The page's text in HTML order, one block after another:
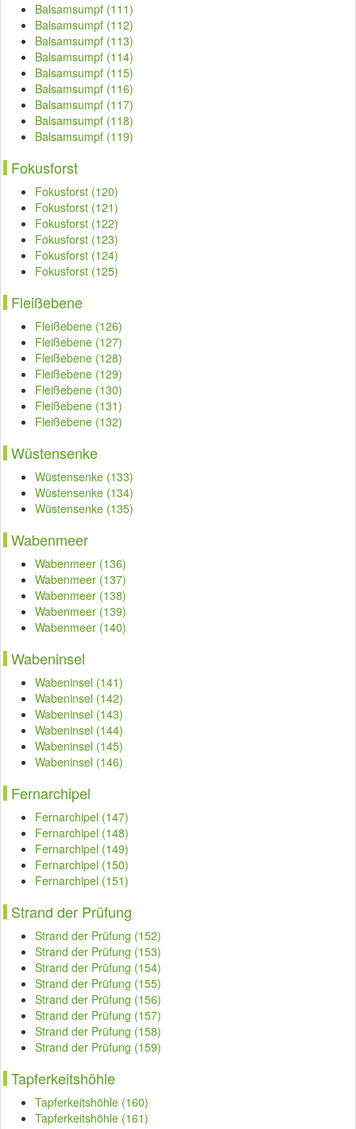
Balsamsumpf (111)
Balsamsumpf (112)
Balsamsumpf (113)
Balsamsumpf (114)
Balsamsumpf (115)
Balsamsumpf (116)
Balsamsumpf (117)
Balsamsumpf (118)
Balsamsumpf (119)
Fokusforst
Fokusforst (120)
Fokusforst (121)
Fokusforst (122)
Fokusforst (123)
Fokusforst (124)
Fokusforst (125)
Fleißebene
Fleißebene (126)
Fleißebene (127)
Fleißebene (128)
Fleißebene (129)
Fleißebene (130)
Fleißebene (131)
Fleißebene (132)
Wüstensenke
Wüstensenke (133)
Wüstensenke (134)
Wüstensenke (135)
Wabenmeer
Wabenmeer (136)
Wabenmeer (137)
Wabenmeer (138)
Wabenmeer (139)
Wabenmeer (140)
Wabeninsel
Wabeninsel (141)
Wabeninsel (142)
Wabeninsel (143)
Wabeninsel (144)
Wabeninsel (145)
Wabeninsel (146)
Fernarchipel
Fernarchipel (147)
Fernarchipel (148)
Fernarchipel (149)
Fernarchipel (150)
Fernarchipel (151)
Strand der Prüfung
Strand der Prüfung (152)
Strand der Prüfung (153)
Strand der Prüfung (154)
Strand der Prüfung (155)
Strand der Prüfung (156)
Strand der Prüfung (157)
Strand der Prüfung (158)
Strand der Prüfung (159)
Tapferkeitshöhle
Tapferkeitshöhle (160)
Tapferkeitshöhle (161)